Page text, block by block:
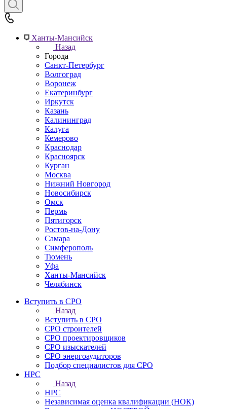
Ханты-Мансийск
Назад
Города
Санкт-Петербург
Волгоград
Воронеж
Екатеринбург
Иркутск
Казань
Калининград
Калуга
Кемерово
Краснодар
Красноярск
Курган
Москва
Нижний Новгород
Новосибирск
Омск
Пермь
Пятигорск
Ростов-на-Дону
Самара
Симферополь
Тюмень
Уфа
Ханты-Мансийск
Челябинск
Вступить в СРО
Назад
Вступить в СРО
СРО строителей
СРО проектировщиков
СРО изыскателей
СРО энергоаудиторов
Подбор специалистов для СРО
НРС
Назад
НРС
Независимая оценка квалификации (НОК)